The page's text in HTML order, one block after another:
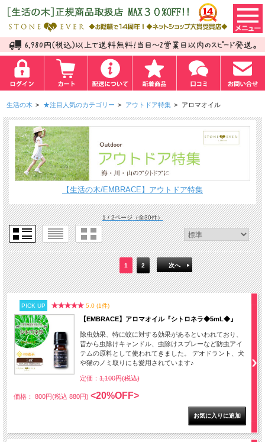
生活の木 > ★注目人気のカテゴリー > アウトドア特集 > アロマオイル
【生活の木/EMBRACE】アウトドア特集
1 / 2ページ（全30件）
1 2 次へ
PICK UP 5.0 (1件)
【EMBRACE】アロマオイル『シトロネラ◆5mL◆』
除虫効果、特に蚊に対する効果があるといわれており、
昔から虫除けキャンドル、虫除けスプレーなど防虫アイ
テムの原料として使われてきました。 デオドラント、犬
や猫のノミ取りにも愛用されています♪
定価： 1,100円(税込)
価格： 800円(税込 880円) <20%OFF>